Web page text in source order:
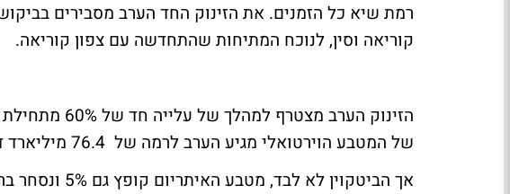
רמת שיא כל הזמנים. את הזינוק החד הערב מסבירים
קוריאה וסין, לנוכח המתיחות שהתחדשה עם צפון קוריאה.
של המטבע הוירטואלי מגיע הערב לרמה של 76.4 מיליארד דולר.